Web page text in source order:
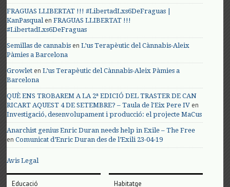
FRAGUAS LLIBERTAT !!! #LibertadLxs6DeFraguas |
KanPasqualenFRAGUAS LLIBERTAT !!!
#LibertadLxs6DeFraguas
Semillas de cannabis enL’us Terapèutic del Cànnabis-Aleix
Pàmies a Barcelona
Growlet enL’us Terapèutic del Cànnabis-Aleix Pàmies a
Barcelona
QUÈ ENS TROBAREM A LA 2ª EDICIÓ DEL TRASTER DE CAN
RICART AQUEST 4 DE SETEMBRE? – Taula de l'Eix Pere IV en
Investigació, desenvolupament i producció: el projecte MaCus
Anarchist genius Enric Duran needs help in Exile – The Free
enComunicat d’Enric Duran des de l’Exili 23-04-19
Avis Legal
Educació Habitatge